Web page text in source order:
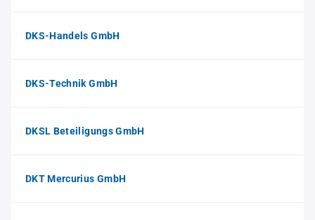
DKS-Handels GmbH
DKS-Technik GmbH
DKSL Beteiligungs GmbH
DKT Mercurius GmbH